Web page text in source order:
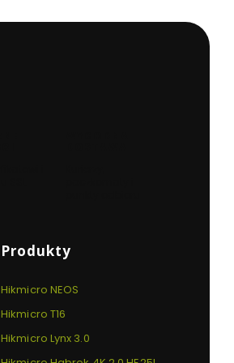
Produkty
Hikmicro NEOS
Hikmicro T16
Hikmicro Lynx 3.0